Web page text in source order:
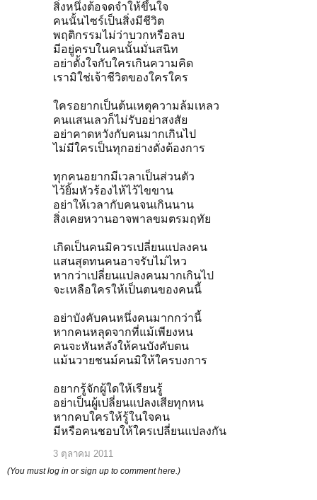
สิ่งหนึ่งต้อจดจำให้ขึ้นใจ
คนนั้นไซร์เป็นสิ่งมีชีวิต
พฤติกรรมไม่ว่าบวกหรือลบ
มีอยู่ครบในคนนั้นมั่นสนิท
อย่าตั้งใจกับใครเกินความคิด
เรามิใช่เจ้าชีวิตของใครใคร
ใครอยากเป็นต้นเหตุความล้มเหลว
คนแสนเลวก็ไม่รับอย่าสงสัย
อย่าคาดหวังกับคนมากเกินไป
ไม่มีใครเป็นทุกอย่างดั่งต้องการ
ทุกคนอยากมีเวลาเป็นส่วนตัว
ไว้ยิ้มหัวร้องไห้ไว้ไขขาน
อย่าให้เวลากับคนจนเกินนาน
สิ่งเคยหวานอาจพาลขมตรมฤทัย
เกิดเป็นคนมิควรเปลี่ยนแปลงคน
แสนสุดทนคนอาจรับไม่ไหว
หากว่าเปลี่ยนแปลงคนมากเกินไป
จะเหลือใครให้เป็นตนของคนนี้
อย่าบังคับคนหนึ่งคนมากกว่านี้
หากคนหลุดจากที่แม้เพียงหน
คนจะหันหลังให้คนบังคับตน
แม้นวายชนม์คนมิให้ใครบงการ
อยากรู้จักผู้ใดให้เรียนรู้
อย่าเป็นผู้เปลี่ยนแปลงเสียทุกหน
หากคบใครให้รู้ในใจคน
มีหรือคนชอบให้ใครเปลี่ยนแปลงกัน
3 ตุลาคม 2011
(You must log in or sign up to comment here.)